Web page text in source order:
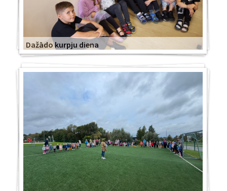
Dažādo kurpju diena